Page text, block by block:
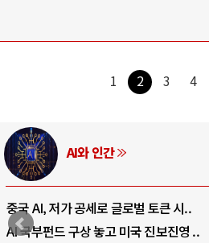
1 2 3 4
러시아-우크라이나 전쟁
전쟁의 추상화: 우크라이나, 대리전의 역..
EU·우크라이나 드론 협력 직후, 러시아..